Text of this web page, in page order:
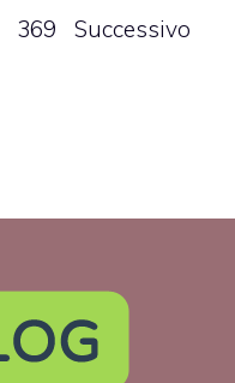
Pagina
369
Successivo